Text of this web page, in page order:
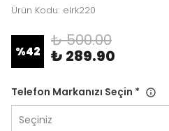
Ürün Kodu: elrk220
%42
₺ 500.00
₺ 289.90
Telefon Markanızı Seçin *
Seçiniz